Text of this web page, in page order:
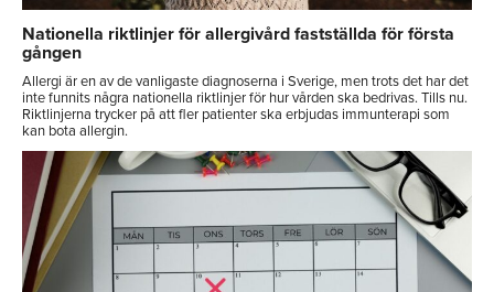
Nationella riktlinjer för allergivård fastställda för första
gången
Allergi är en av de vanligaste diagnoserna i Sverige, men trots det har det
inte funnits några nationella riktlinjer för hur vården ska bedrivas. Tills nu.
Riktlinjerna trycker på att fler patienter ska erbjudas immunterapi som
kan bota allergin.